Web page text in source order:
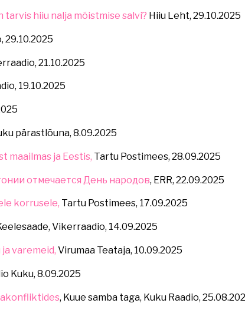
tarvis hiiu nalja mõistmise salvi? Hiiu Leht, 29.10.2025
29.10.2025
21.10.2025
19.10.2025
pärastlõuna, 8.09.2025
maailmas ja Eestis, Tartu Postimees, 28.09.2025
отмечается День народов, ERR, 22.09.2025
korrusele, Tartu Postimees, 17.09.2025
Vikerraadio, 14.09.2025
varemeid, Virumaa Teataja, 10.09.2025
Kuku, 8.09.2025
, Kuue samba taga, Kuku Raadio,